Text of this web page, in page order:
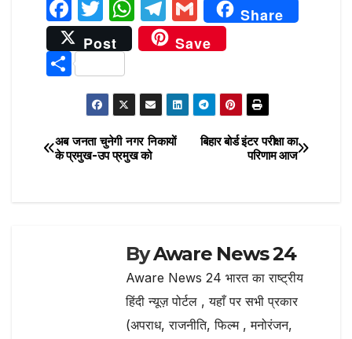
F
a
c
e
b
o
o
T
w
it
te
r
W
h
at
A
p
p
T
el
e
ra
m
G
m
ai
Share
Post
Save
S
h
ar
e
Post
बिहार बोर्ड इंटर परीक्षा का
परिणाम आज
अब जनता चुनेगी नगर निकायों
के प्रमुख-उप प्रमुख को
ByAware News 24
Aware News 24 भारत का राष्ट्रीय
हिंदी न्यूज़ पोर्टल , यहाँ पर सभी प्रकार
(अपराध, राजनीति, फिल्म , मनोरंजन,